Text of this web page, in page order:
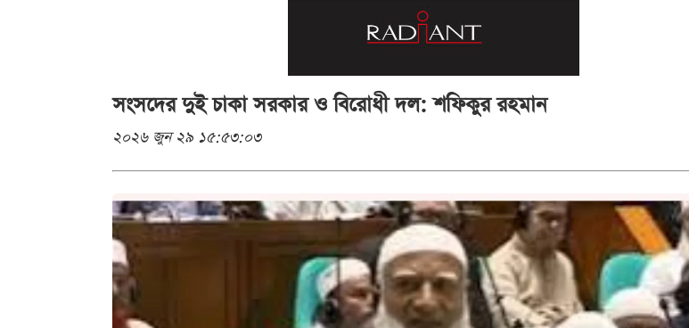
সংসদের দুই চাকা সরকার ও বিরোধী দল: শফিকুর রহমান
২০২৬ জুন ২৯ ১৫:৫৩:০৩